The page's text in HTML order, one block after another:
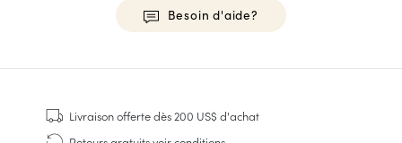
Besoin d'aide?
Baskets
Cousu Goodyear
Livraison offertedès 200 US$ d'achat